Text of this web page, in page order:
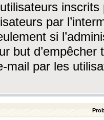
par
si
but
mail par les